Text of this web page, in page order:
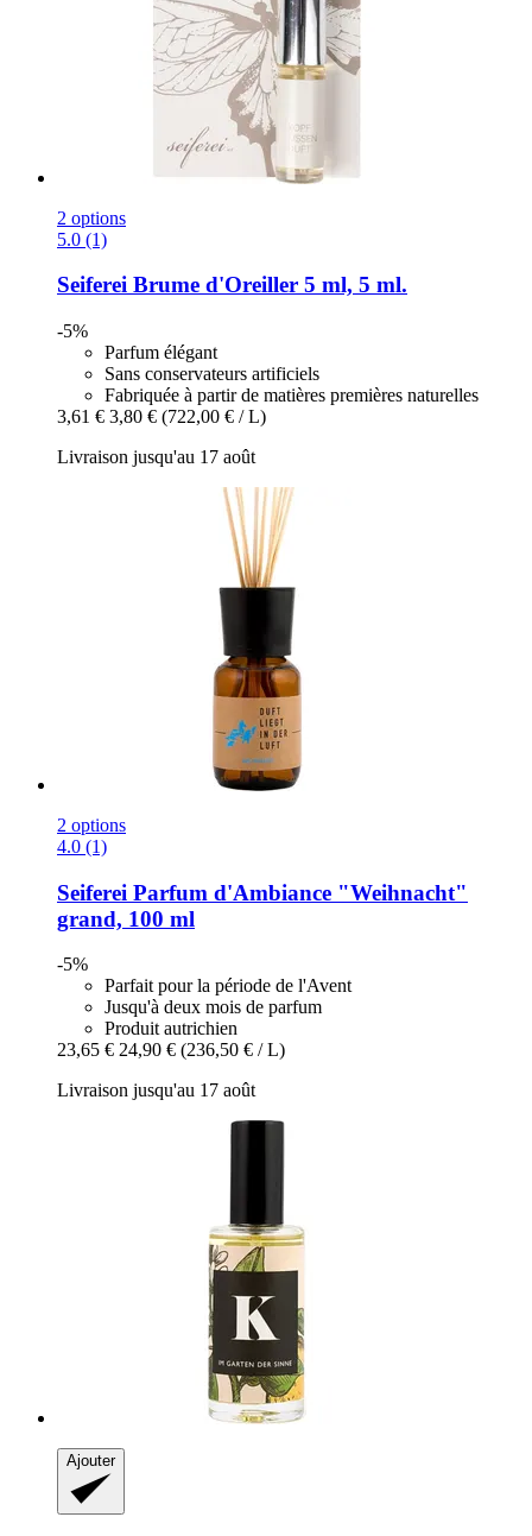
2 options
5.0 (1)
Seiferei Brume d'Oreiller 5 ml, 5 ml.
-5%
Parfum élégant
Sans conservateurs artificiels
Fabriquée à partir de matières premières naturelles
3,61 € 3,80 € (722,00 € / L)
Livraison jusqu'au 17 août
2 options
4.0 (1)
Seiferei Parfum d'Ambiance "Weihnacht"
grand, 100 ml
-5%
Parfait pour la période de l'Avent
Jusqu'à deux mois de parfum
Produit autrichien
23,65 € 24,90 € (236,50 € / L)
Livraison jusqu'au 17 août
Ajouter